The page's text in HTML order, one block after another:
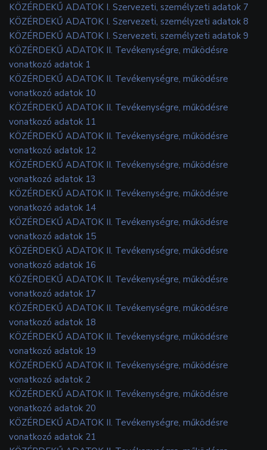
KÖZÉRDEKŰ ADATOK I. Szervezeti, személyzeti adatok 7
KÖZÉRDEKŰ ADATOK I. Szervezeti, személyzeti adatok 8
KÖZÉRDEKŰ ADATOK I. Szervezeti, személyzeti adatok 9
KÖZÉRDEKŰ ADATOK II. Tevékenységre, működésre
vonatkozó adatok 1
KÖZÉRDEKŰ ADATOK II. Tevékenységre, működésre
vonatkozó adatok 10
KÖZÉRDEKŰ ADATOK II. Tevékenységre, működésre
vonatkozó adatok 11
KÖZÉRDEKŰ ADATOK II. Tevékenységre, működésre
vonatkozó adatok 12
KÖZÉRDEKŰ ADATOK II. Tevékenységre, működésre
vonatkozó adatok 13
KÖZÉRDEKŰ ADATOK II. Tevékenységre, működésre
vonatkozó adatok 14
KÖZÉRDEKŰ ADATOK II. Tevékenységre, működésre
vonatkozó adatok 15
KÖZÉRDEKŰ ADATOK II. Tevékenységre, működésre
vonatkozó adatok 16
KÖZÉRDEKŰ ADATOK II. Tevékenységre, működésre
vonatkozó adatok 17
KÖZÉRDEKŰ ADATOK II. Tevékenységre, működésre
vonatkozó adatok 18
KÖZÉRDEKŰ ADATOK II. Tevékenységre, működésre
vonatkozó adatok 19
KÖZÉRDEKŰ ADATOK II. Tevékenységre, működésre
vonatkozó adatok 2
KÖZÉRDEKŰ ADATOK II. Tevékenységre, működésre
vonatkozó adatok 20
KÖZÉRDEKŰ ADATOK II. Tevékenységre, működésre
vonatkozó adatok 21